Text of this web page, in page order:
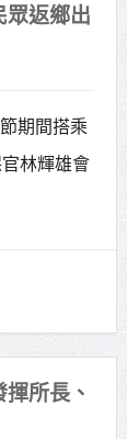
眾返鄉出
期間搭乘
林輝雄會
所長、